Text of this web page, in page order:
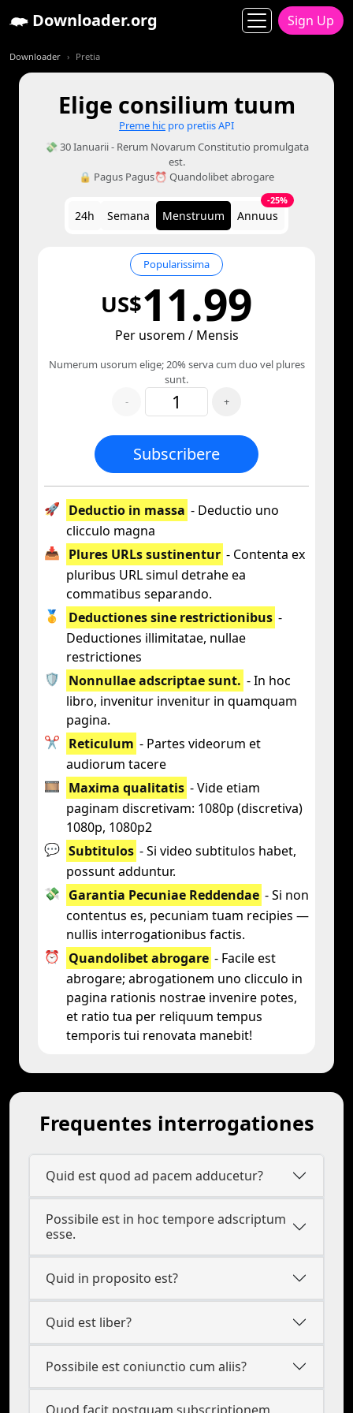
Downloader.org Sign Up
Downloader Pretia
Elige consilium tuum
Preme hic pro pretiis API
💸 30 Ianuarii - Rerum Novarum Constitutio promulgata
est.
🔒 Pagus Pagus⏰ Quandolibet abrogare
24h Semana Menstruum Annuus
-25%
Popularissima
US$11.99
Per usorem / Mensis
Numerum usorum elige; 20% serva cum duo vel plures
sunt.
-
+
Subscribere
🚀 Deductio in massa - Deductio uno
clicculo magna
📥 Plures URLs sustinentur - Contenta ex
pluribus URL simul detrahe ea
commatibus separando.
🥇
Deductiones sine restrictionibus -
Deductiones illimitatae, nullae
restrictiones
🛡️
Nonnullae adscriptae sunt. - In hoc
libro, invenitur invenitur in quamquam
pagina.
✂️ Reticulum - Partes videorum et
audiorum tacere
🎞️ Maxima qualitatis - Vide etiam
paginam discretivam: 1080p (discretiva)
1080p, 1080p2
💬 Subtitulos - Si video subtitulos habet,
possunt adduntur.
💸 Garantia Pecuniae Reddendae - Si non
contentus es, pecuniam tuam recipies —
nullis interrogationibus factis.
⏰
Quandolibet abrogare - Facile est
abrogare; abrogationem uno clicculo in
pagina rationis nostrae invenire potes,
et ratio tua per reliquum tempus
temporis tui renovata manebit!
Frequentes interrogationes
Quid est quod ad pacem adducetur?
Possibile est in hoc tempore adscriptum
esse.
Quid in proposito est?
Quid est liber?
Possibile est coniunctio cum aliis?